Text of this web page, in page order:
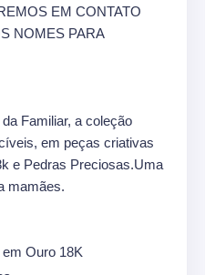
EM CONTATO
NOMES PARA
Familiar, a coleção
em peças criativas
e Pedras Preciosas.Uma
mamães.
Ouro 18K